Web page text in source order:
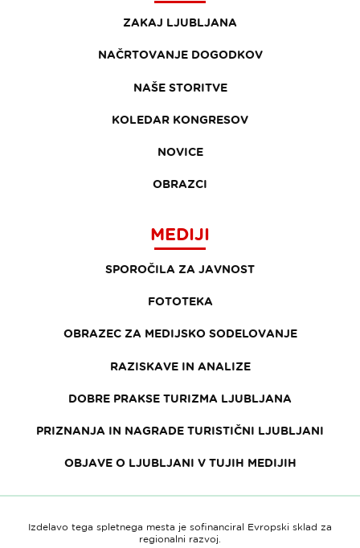
ZAKAJ LJUBLJANA
NAČRTOVANJE DOGODKOV
NAŠE STORITVE
KOLEDAR KONGRESOV
NOVICE
OBRAZCI
MEDIJI
SPOROČILA ZA JAVNOST
FOTOTEKA
OBRAZEC ZA MEDIJSKO SODELOVANJE
RAZISKAVE IN ANALIZE
DOBRE PRAKSE TURIZMA LJUBLJANA
PRIZNANJA IN NAGRADE TURISTIČNI LJUBLJANI
OBJAVE O LJUBLJANI V TUJIH MEDIJIH
Izdelavo tega spletnega mesta je sofinanciral Evropski sklad za
regionalni razvoj.